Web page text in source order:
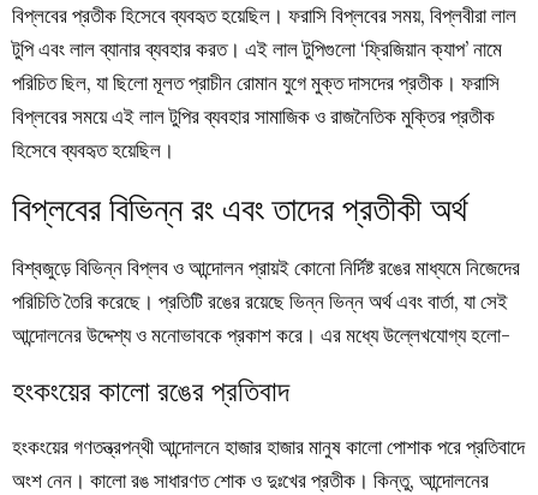
বিপ্লবের প্রতীক হিসেবে ব্যবহৃত হয়েছিল। ফরাসি বিপ্লবের সময়, বিপ্লবীরা লাল
টুপি এবং লাল ব্যানার ব্যবহার করত। এই লাল টুপিগুলো ‘ফ্রিজিয়ান ক্যাপ’ নামে
পরিচিত ছিল, যা ছিলো মূলত প্রাচীন রোমান যুগে মুক্ত দাসদের প্রতীক। ফরাসি
বিপ্লবের সময়ে এই লাল টুপির ব্যবহার সামাজিক ও রাজনৈতিক মুক্তির প্রতীক
হিসেবে ব্যবহৃত হয়েছিল।
বিপ্লবের বিভিন্ন রং এবং তাদের প্রতীকী অর্থ
বিশ্বজুড়ে বিভিন্ন বিপ্লব ও আন্দোলন প্রায়ই কোনো নির্দিষ্ট রঙের মাধ্যমে নিজেদের
পরিচিতি তৈরি করেছে। প্রতিটি রঙের রয়েছে ভিন্ন ভিন্ন অর্থ এবং বার্তা, যা সেই
আন্দোলনের উদ্দেশ্য ও মনোভাবকে প্রকাশ করে। এর মধ্যে উল্লেখযোগ্য হলো-
হংকংয়ের কালো রঙের প্রতিবাদ
হংকংয়ের গণতন্ত্রপন্থী আন্দোলনে হাজার হাজার মানুষ কালো পোশাক পরে প্রতিবাদে
অংশ নেন। কালো রঙ সাধারণত শোক ও দুঃখের প্রতীক। কিন্তু, আন্দোলনের